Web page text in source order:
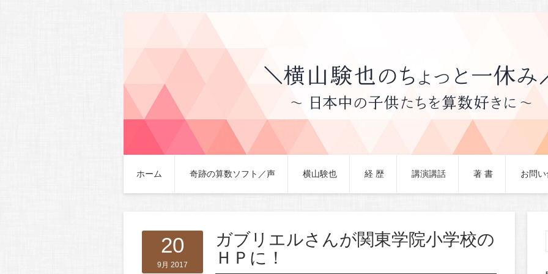
ホーム 奇跡の算数ソフト／声 横山験也 経 歴 講演講話 著 書 お問
20
9月 2017
ガブリエルさんが関東学院小学校の
ＨＰに！